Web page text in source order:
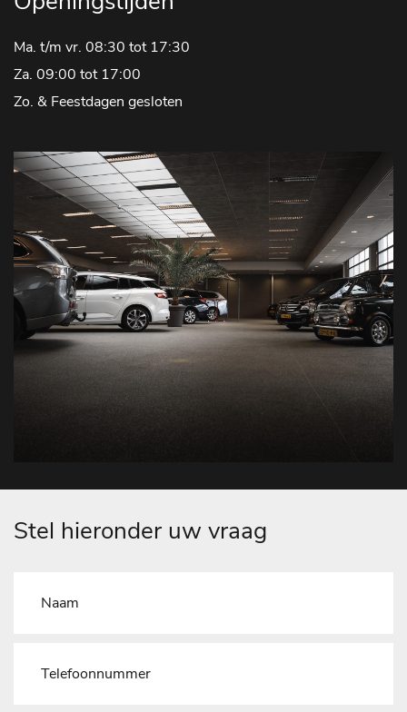
Ma. t/m vr. 08:30 tot 17:30
Za. 09:00 tot 17:00
Zo. & Feestdagen gesloten
Stel hieronder uw vraag